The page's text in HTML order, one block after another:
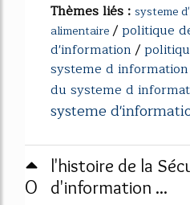
Thèmes liés : systeme
alimentaire/politique
d'information/
systeme d information
du systeme d
systeme
0
l'histoire de la
d'information ...